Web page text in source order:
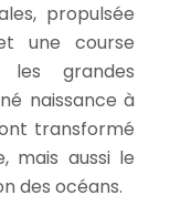
propulsée
une course
les grandes
naissance à
transformé
mais aussi le
des océans.